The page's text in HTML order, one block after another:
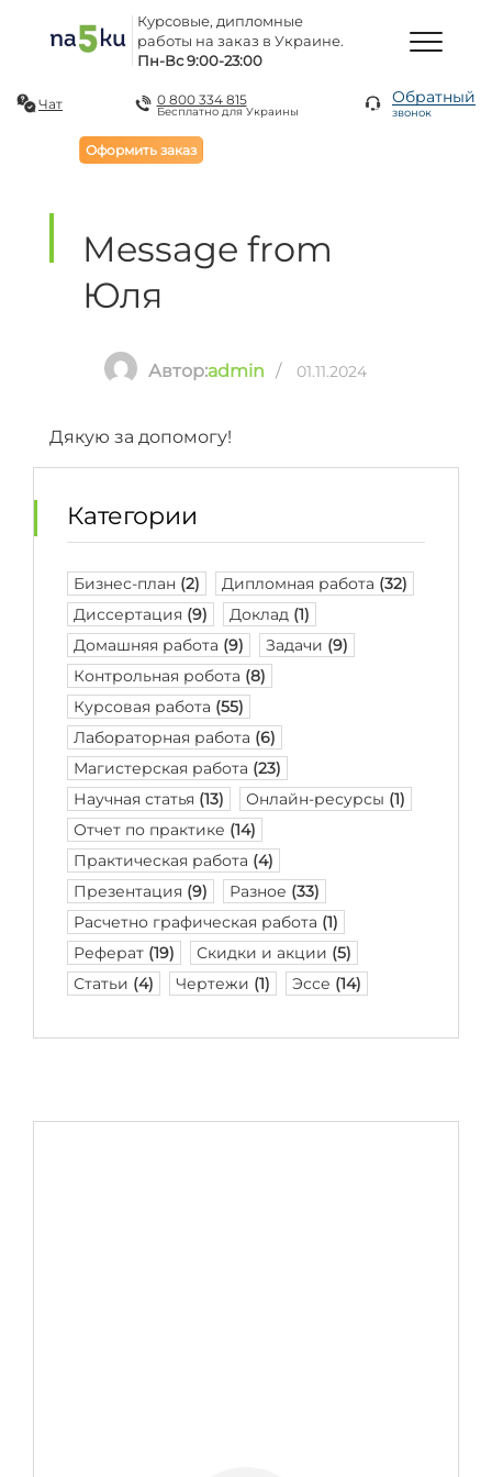
Курсовые, дипломные
работы на заказ в Украине.
Пн-Вс 9:00-23:00
Чат 0 800 334 815
Бесплатно для Украины
Обратный
звонок
Оформить заказ
Message from
Юля
Автор:admin / 01.11.2024
Дякую за допомогу!
Категории
Бизнес-план (2) Дипломная работа (32)
Диссертация (9) Доклад (1)
Домашняя работа (9) Задачи (9)
Контрольная робота (8)
Курсовая работа (55)
Лабораторная работа (6)
Магистерская работа (23)
Научная статья (13) Онлайн-ресурсы (1)
Отчет по практике (14)
Практическая работа (4)
Презентация (9) Разное (33)
Расчетно графическая работа (1)
Реферат (19) Скидки и акции (5)
Статьи (4) Чертежи (1) Эссе (14)